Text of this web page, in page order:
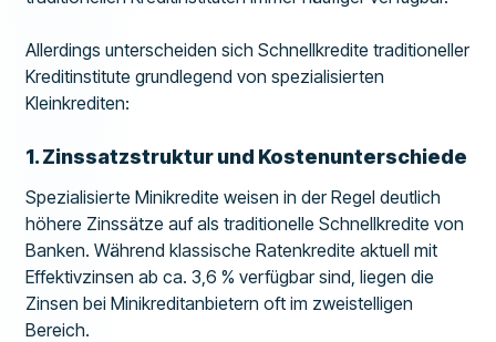
Allerdings unterscheiden sich Schnellkredite traditioneller
Kreditinstitute grundlegend von spezialisierten
Kleinkrediten:
1. Zinssatzstruktur und Kostenunterschiede
Spezialisierte Minikredite weisen in der Regel deutlich
höhere Zinssätze auf als traditionelle Schnellkredite von
Banken. Während klassische Ratenkredite aktuell mit
Effektivzinsen ab ca. 3,6 % verfügbar sind, liegen die
Zinsen bei Minikreditanbietern oft im zweistelligen
Bereich.